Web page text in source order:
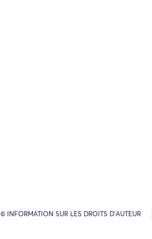
© INFORMATION SUR LES DROITS D’AUTEUR